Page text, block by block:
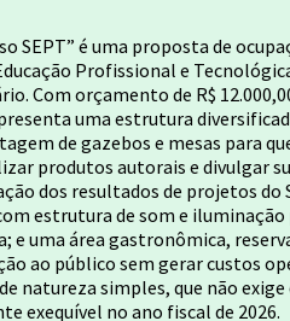
SEPT” é uma proposta de
Profissional e
Com orçamento de R$
uma estrutura
de gazebos e mesas para
produtos autorais e divulgar
dos resultados de projetos do
estrutura de som e
e uma área gastronômica,
ao público sem gerar custos
natureza simples, que não
exequível no ano fiscal de 2026.